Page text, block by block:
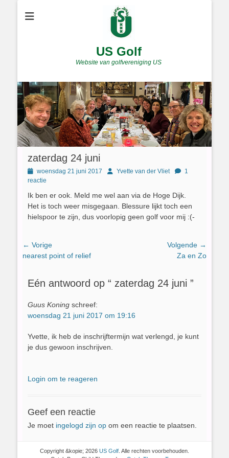
US Golf
Website van golfvereniging US
zaterdag 24 juni
Geplaatst
op
woensdag 21 juni 2017 AuthorYvette van der Vliet
1
reactie
Ik ben er ook. Meld me wel aan via de Hoge Dijk.
Het is toch weer misgegaan. Blessure lijkt toch een
hielspoor te zijn, dus voorlopig geen golf voor mij :(-
Bericht
navigatie
← Vorige
Vorig
nearest point of relief
Volgende →
Za en Zo
Eén antwoord op “ zaterdag 24 juni ”
Guus Koning schreef:
woensdag 21 juni 2017 om 19:16
Yvette, ik heb de inschrijftermijn wat verlengd, je kunt
je dus gewoon inschrijven.
Login om te reageren
Geef een reactie
Je moet ingelogd zijn op om een reactie te plaatsen.
Copyright &kopie; 2026 US Golf . Alle rechten voorbehouden.